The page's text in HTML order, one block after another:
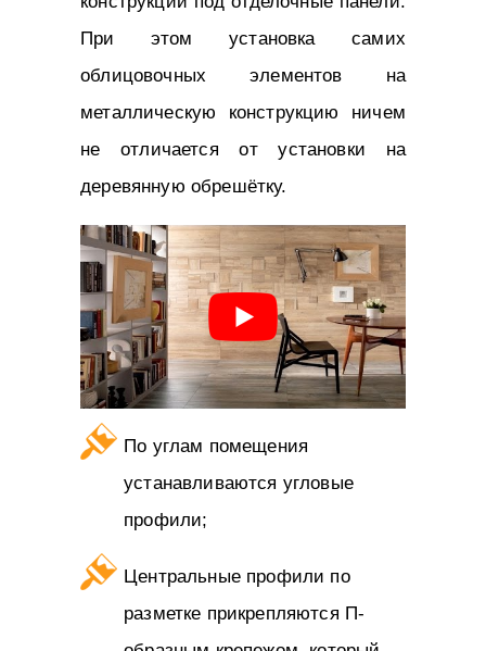
При этом установка самих
облицовочных элементов на
металлическую конструкцию ничем
не отличается от установки на
деревянную обрешётку.
По углам помещения
устанавливаются угловые
профили;
Центральные профили по
разметке прикрепляются П-